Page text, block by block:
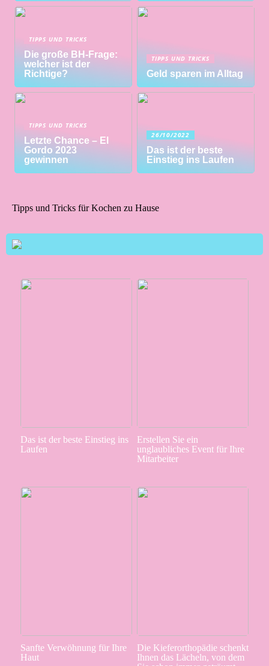
TIPPS UND TRICKS
Die große BH-Frage:
welcher ist der
Richtige?
TIPPS UND TRICKS
Geld sparen im Alltag
TIPPS UND TRICKS
Letzte Chance – El
Gordo 2023
gewinnen
26/10/2022
Das ist der beste
Einstieg ins Laufen
Tipps und Tricks für Kochen zu Hause
Das ist der beste Einstieg ins
Laufen
Erstellen Sie ein
unglaubliches Event für Ihre
Mitarbeiter
Sanfte Verwöhnung für Ihre
Haut
Die Kieferorthopädie schenkt
Ihnen das Lächeln, von dem